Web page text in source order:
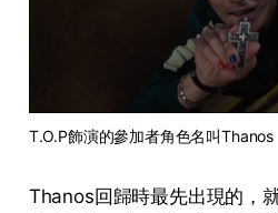
T.O.P飾演的參加者角色名叫Thanos
Thanos回歸時最先出現的，